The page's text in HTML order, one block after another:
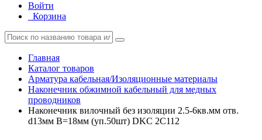
Войти
Корзина
Главная
Каталог товаров
Арматура кабельная/Изоляционные материалы
Наконечник обжимной кабельный для медных
проводников
Наконечник вилочный без изоляции 2.5-6кв.мм отв.
d13мм B=18мм (уп.50шт) DKC 2C112